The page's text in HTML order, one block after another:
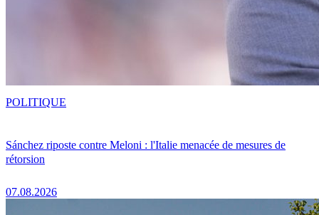
Sánchez riposte contre Meloni : l'Italie menacée de mesures de
rétorsion
07.08.2026
POLITIQUE